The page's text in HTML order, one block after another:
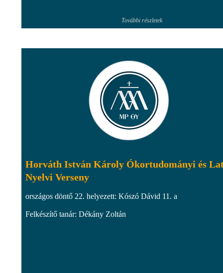
További részletek
Horváth István Károly Ókortudományi és
Nyelvi Verseny
országos döntő 22. helyezett: Kószó Dávid 11. a
Felkészítő tanár: Dékány Zoltán